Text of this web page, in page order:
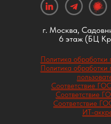
Политика
Политика
Соответствие
Соответствие
Соответствие
ИТ-
г. Москва,
6 этаж (БЦ